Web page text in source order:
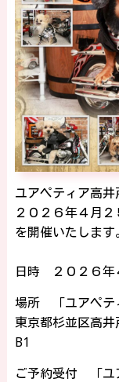
ユアペティア高井
２０２６年４月
を開催いたします
日時 ２０２６年
場所 「ユアペテ
東京都杉並区高
B1
ご予約受付 「ユ